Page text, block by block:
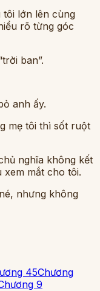
tôi lớn lên cùng
rõ từng góc
ban”.
anh ấy.
mẹ tôi thì sốt ruột
nghĩa không kết
xem mắt cho tôi.
nhưng không
45Chương
9